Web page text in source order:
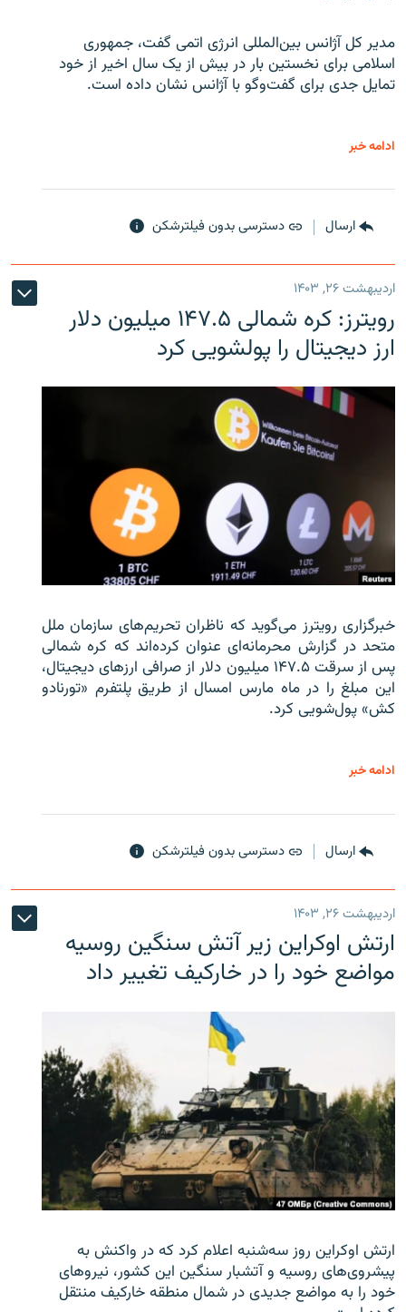
مدیر کل آژانس بین‌المللی انرژی اتمی گفت، جمهوری
اسلامی برای نخستین بار در بیش از یک سال اخیر از خود
تمایل جدی برای گفت‌وگو با آژانس نشان داده است.
ادامه خبر
ارسال دسترسی بدون فیلترشکن
اردیبهشت ۲۶, ۱۴۰۳
رویترز: کره شمالی ۱۴۷.۵ میلیون دلار
ارز دیجیتال را پولشویی کرد
خبرگزاری رویترز می‌گوید که ناظران تحریم‌های سازمان ملل
متحد در گزارش محرمانه‌ای عنوان کرده‌اند که کره شمالی
پس از سرقت ۱۴۷.۵ میلیون دلار از صرافی ارزهای دیجیتال،
این مبلغ را در ماه مارس امسال از طریق پلتفرم «تورنادو
کش» پول‌شویی کرد.
ادامه خبر
ارسال دسترسی بدون فیلترشکن
اردیبهشت ۲۶, ۱۴۰۳
ارتش اوکراین زیر آتش سنگین روسیه
مواضع خود را در خارکیف تغییر داد
ارتش اوکراین روز سه‌شنبه اعلام کرد که در واکنش به
پیشروی‌های روسیه و آتشبار سنگین این کشور، نیروهای
خود را به مواضع جدیدی در شمال منطقه خارکیف منتقل